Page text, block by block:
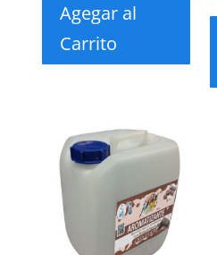
Agegar al
Carrito